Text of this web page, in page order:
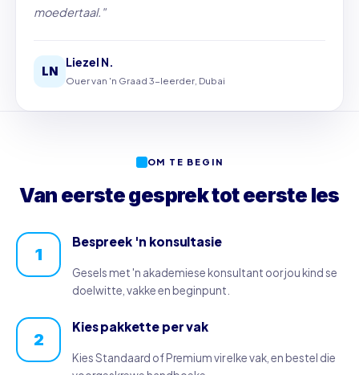
moedertaal."
LN
Liezel N.
Ouer van 'n Graad 3-leerder, Dubai
OM TE BEGIN
Van eerste gesprek tot eerste les
1
Bespreek 'n konsultasie
Gesels met 'n akademiese konsultant oor jou kind se
doelwitte, vakke en beginpunt.
2
Kies pakkette per vak
Kies Standaard of Premium vir elke vak, en bestel die